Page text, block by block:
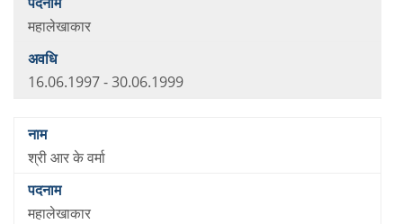
महालेखाकार
16.06.1997 - 30.06.1999
श्री आर के वर्मा
महालेखाकार